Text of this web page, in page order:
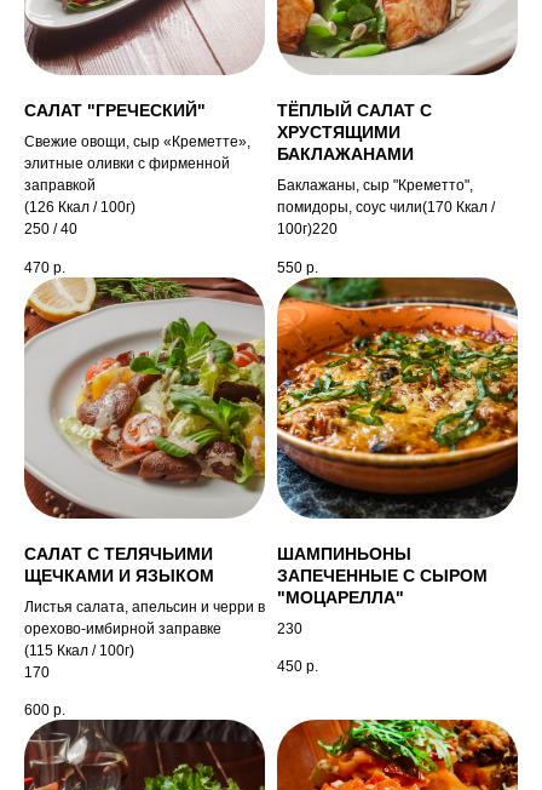
САЛАТ "ГРЕЧЕСКИЙ"
Свежие овощи, сыр «Креметте»,
элитные оливки с фирменной
заправкой
(126 Ккал / 100г)
250 / 40
470 р.
ТЁПЛЫЙ САЛАТ С
ХРУСТЯЩИМИ
БАКЛАЖАНАМИ
Баклажаны, сыр "Креметто",
помидоры, соус чили(170 Ккал /
100г)220
550 р.
САЛАТ С ТЕЛЯЧЬИМИ
ЩЕЧКАМИ И ЯЗЫКОМ
Листья салата, апельсин и черри в
орехово-имбирной заправке
(115 Ккал / 100г)
170
600 р.
ШАМПИНЬОНЫ
ЗАПЕЧЕННЫЕ С СЫРОМ
"МОЦАРЕЛЛА"
230
450 р.